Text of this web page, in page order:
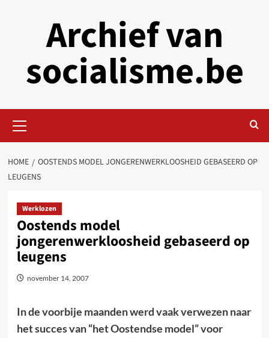
Archief van
socialisme.be
Menu
HOME
OOSTENDS MODEL JONGERENWERKLOOSHEID GEBASEERD OP
LEUGENS
Werklozen
Oostends model
jongerenwerkloosheid gebaseerd op
leugens
november 14, 2007
In de voorbije maanden werd vaak verwezen naar
het succes van “het Oostendse model” voor